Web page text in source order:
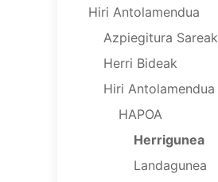
Hiri Antolamendua
Azpiegitura Sareak
Herri Bideak
Hiri Antolamendua
HAPOA
Herrigunea
Landagunea